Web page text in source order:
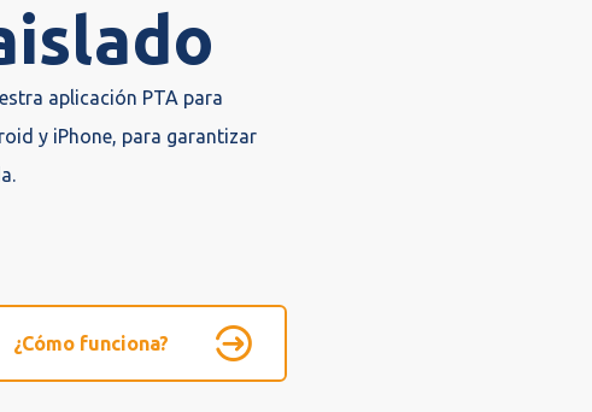
aplicación PTA para
y iPhone, para garantizar
¿Cómo funciona?